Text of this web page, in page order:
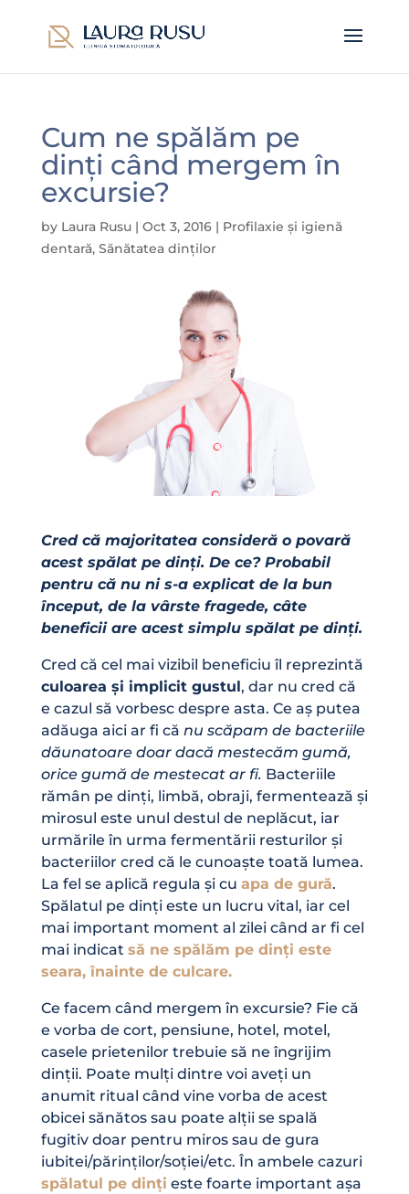
Cum ne spălăm pe
dinți când mergem în
excursie?
by Laura Rusu| Oct 3, 2016| Profilaxie și igienă
dentară, Sănătatea dinților
Cred că majoritatea consideră o povară
acest spălat pe dinți. De ce? Probabil
pentru că nu ni s-a explicat de la bun
început, de la vârste fragede, câte
beneficii are acest simplu spălat pe dinți.
Cred că cel mai vizibil beneficiu îl reprezintă
culoarea și implicit gustul, dar nu cred că
e cazul să vorbesc despre asta. Ce aș putea
adăuga aici ar fi că nu scăpam de bacteriile
dăunatoare doar dacă mestecăm gumă,
orice gumă de mestecat ar fi. Bacteriile
rămân pe dinți, limbă, obraji, fermentează și
mirosul este unul destul de neplăcut, iar
urmările în urma fermentării resturilor și
bacteriilor cred că le cunoaște toată lumea.
La fel se aplică regula și cu apa de gură.
Spălatul pe dinți este un lucru vital, iar cel
mai important moment al zilei când ar fi cel
mai indicat să ne spălăm pe dinți este
seara, înainte de culcare.
Ce facem când mergem în excursie? Fie că
e vorba de cort, pensiune, hotel, motel,
casele prietenilor trebuie să ne îngrijim
dinții. Poate mulți dintre voi aveți un
anumit ritual când vine vorba de acest
obicei sănătos sau poate alții se spală
fugitiv doar pentru miros sau de gura
iubitei/părinților/soției/etc. În ambele cazuri
spălatul pe dinți este foarte important așa